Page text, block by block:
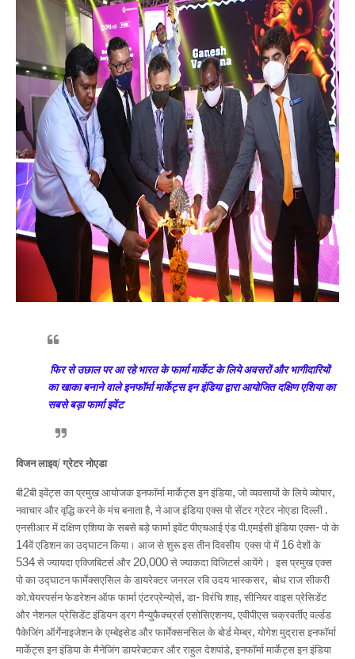
फिर से उछाल पर आ रहे भारत के फार्मा मार्केट के लिये अवसरों और भागीदारियों
का खाका बनाने वाले इनफॉर्मा मार्केट्स इन इंडिया द्वारा आयोजित दक्षिण एशिया का
सबसे बड़ा फार्मा इवेंट
विजन लाइव/ ग्रेटर नोएडा
बी2बी इवेंट्स का प्रमुख आयोजक इनफॉर्मा मार्केट्स इन इंडिया, जो व्यवसायों के लिये व्योपार,
नवाचार और वृद्धि करने के मंच बनाता है, ने आज इंडिया एक्स पो सेंटर ग्रेटर नोएडा दिल्ली .
एनसीआर में दक्षिण एशिया के सबसे बड़े फार्मा इवेंट पीएचआई एंड पी.एमईसी इंडिया एक्स-पो के
14वें एडिशन का उद्घाटन किया। आज से शुरू इस तीन दिवसीय एक्स पो में 16देशों के
534से ज्यायदा एक्जिबिटर्स और 20,000से ज्याकदा विजिटर्स आयेंगे। इस प्रमुख एक्स
पो का उद्घाटन फार्मेक्सएसिल के डायरेक्टर जनरल रवि उदय भास्कसर, बोध राज सीकरी
को.चेयरपर्सन फेडरेशन ऑफ फार्मा एंटरप्रेन्यो्र्स, डा-विरंचि शाह, सीनियर वाइस प्रेसिडेंट
और नेशनल प्रेसिडेंट इंडियन ड्रग मैन्यु्फैक्च्रर्स एसोसिएशनय, एवीपीएस चक्रवर्तीए वर्ल्डड
पैकेजिंग ऑर्गेनाइजेशन के एम्बेइसेड और फार्मेक्सनसिल के बोर्ड मेम्ब्र, योगेश मुद्रास इनफॉर्मा
मार्केट्स इन इंडिया के मैनेजिंग डायरेक्टकर और राहुल देशपांडे, इनफॉर्मा मार्केट्स इन इंडिया